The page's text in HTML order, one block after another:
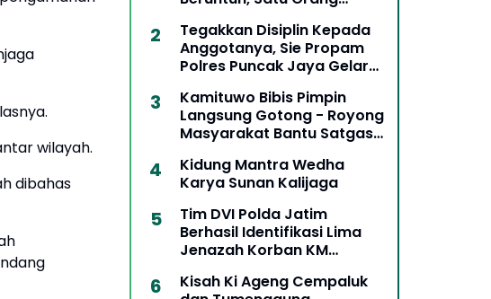
wilayah.
dibahas
Tegakkan Disiplin Kepada
Anggotanya, Sie Propam
Polres Puncak Jaya Gelar
Kelengkapan Berkendara
Kamituwo Bibis Pimpin
Langsung Gotong - Royong
Masyarakat Bantu Satgas
Kidung Mantra Wedha
Karya Sunan Kalijaga
Tim DVI Polda Jatim
Berhasil Identifikasi Lima
Jenazah Korban KM
Kisah Ki Ageng Cempaluk